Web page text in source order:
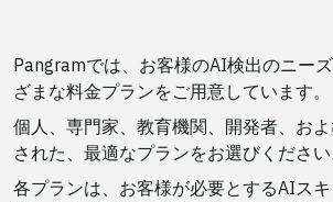
Pangramでは、お客様のAI検出のニー
ざまな料金プランをご用意しています。
個人、専門家、教育機関、開発者、お
された、最適なプランをお選びください
各プランは、お客様が必要とするAIス